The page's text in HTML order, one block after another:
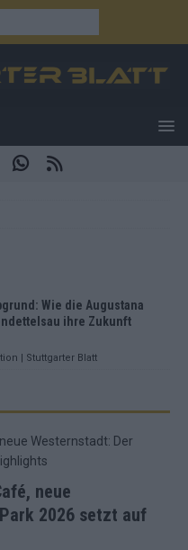
Wie die Augustana
ihre Zukunft
| Stuttgarter Blatt
neue
2026 setzt auf